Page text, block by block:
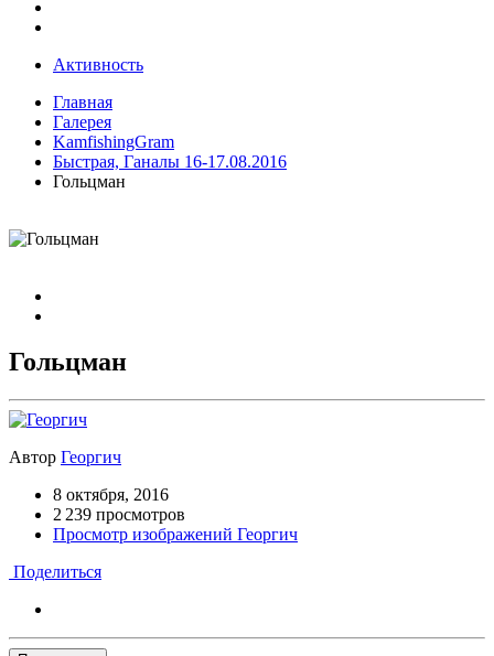
Активность
Главная
Галерея
KamfishingGram
Быстрая, Ганалы 16-17.08.2016
Гольцман
Гольцман
Автор Георгич
8 октября, 2016
2 239 просмотров
Просмотр изображений Георгич
Поделиться